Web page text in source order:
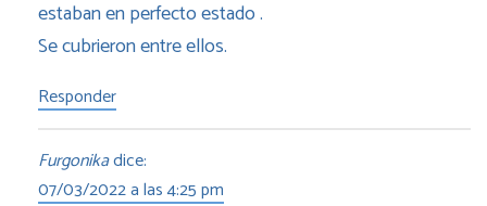
estaban en perfecto estado .
Se cubrieron entre ellos.
Responder
Furgonikadice:
07/03/2022 a las 4:25 pm